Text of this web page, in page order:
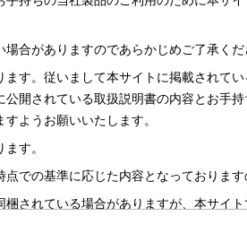
合がありますのであらかじめご了承くだ
す。従いまして本サイトに掲載されて
開されている取扱説明書の内容とお手
ようお願いいたします。
す。
での基準に応じた内容となっております
されている場合がありますが、本サイ